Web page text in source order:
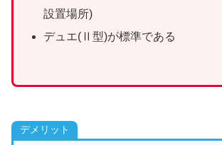
設置場所)
デュエ(Ⅱ型)が標準である
デメリット